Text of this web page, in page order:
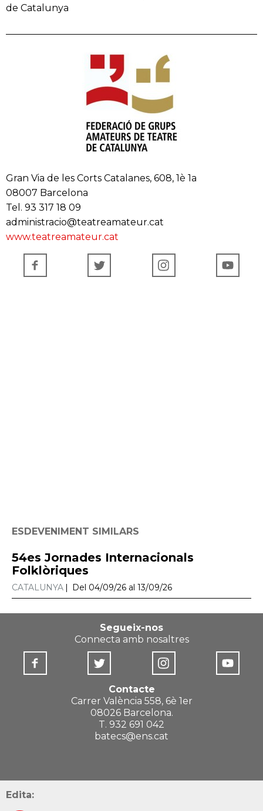
de Catalunya
Gran Via de les Corts Catalanes, 608, 1è 1a
08007 Barcelona
Tel. 93 317 18 09
administracio@teatreamateur.cat
www.teatreamateur.cat
ESDEVENIMENT SIMILARS
54es Jornades Internacionals
Folklòriques
CATALUNYA Del 04/09/26 al 13/09/26
Segueix-nos
Connecta amb nosaltres
Contacte
Carrer València 558, 6è 1er
08026 Barcelona.
T. 932 691 042
batecs@ens.cat
Edita: